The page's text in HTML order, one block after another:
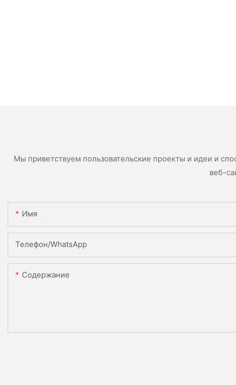
Мы приветствуем пользовательские проекты и идеи и
веб-
Имя
Телефон/WhatsApp
Содержание